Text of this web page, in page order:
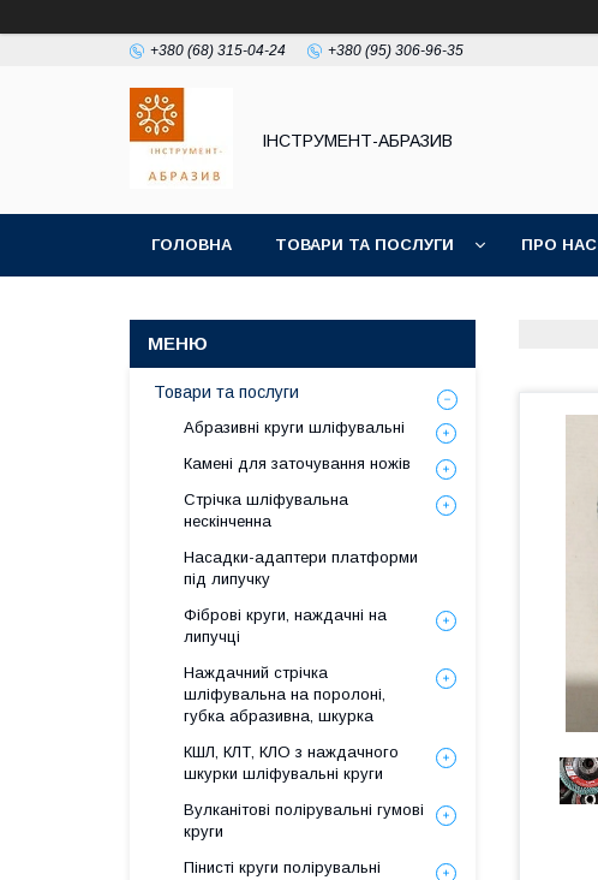
+380 (68) 315-04-24 +380 (95) 306-96-35
ІНСТРУМЕНТ-АБРАЗИВ
ГОЛОВНА ТОВАРИ ТА ПОСЛУГИ ПРО НАС
Товари та послуги
Абразивні круги шліфувальні
Камені для заточування ножів
Стрічка шліфувальна
нескінченна
Насадки-адаптери платформи
під липучку
Фіброві круги, наждачні на
липучці
Наждачний стрічка
шліфувальна на поролоні,
губка абразивна, шкурка
КШЛ, КЛТ, КЛО з наждачного
шкурки шліфувальні круги
Вулканітові полірувальні гумові
круги
Пінисті круги полірувальні